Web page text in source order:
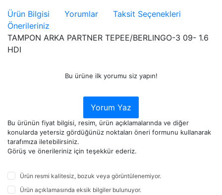
Ürün Bilgisi Yorumlar
Taksit Seçenekleri
Önerileriniz
TAMPON ARKA PARTNER TEPEE/BERLINGO-3 09- 1.6
HDI
Bu ürüne ilk yorumu siz yapın!
Yorum Yaz
Bu ürünün fiyat bilgisi, resim, ürün açıklamalarında ve diğer
konularda yetersiz gördüğünüz noktaları öneri formunu kullanarak
tarafımıza iletebilirsiniz.
Görüş ve önerileriniz için teşekkür ederiz.
Ürün resmi kalitesiz, bozuk veya görüntülenemiyor.
Ürün açıklamasında eksik bilgiler bulunuyor.